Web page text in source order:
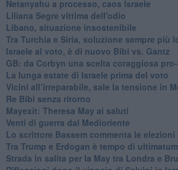
Netanyahu a processo, caos Israele
Liliana Segre vittima dell'odio
Libano, situazione insostenibile
Tra Turchia e Siria, soluzione sempre più
Israele al voto, è di nuovo Bibi vs. Gantz
GB: da Corbyn una scelta coraggiosa
La lunga estate di Israele prima del voto
Vicini all’irreparabile, sale la tensione in
Re Bibi senza ritorno
Mayexit: Theresa May ai saluti
Venti di guerra dal Medioriente
Lo scrittore Bassem commenta le elezioni
Tra Trump e Erdogan è tempo di ultimatum
Strada in salita per la May tra Londra e